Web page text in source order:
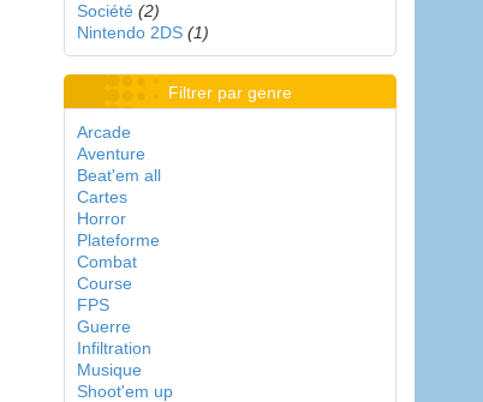
Société (2)
Nintendo 2DS (1)
Filtrer par genre
Arcade
Aventure
Beat'em all
Cartes
Horror
Plateforme
Combat
Course
FPS
Guerre
Infiltration
Musique
Shoot'em up